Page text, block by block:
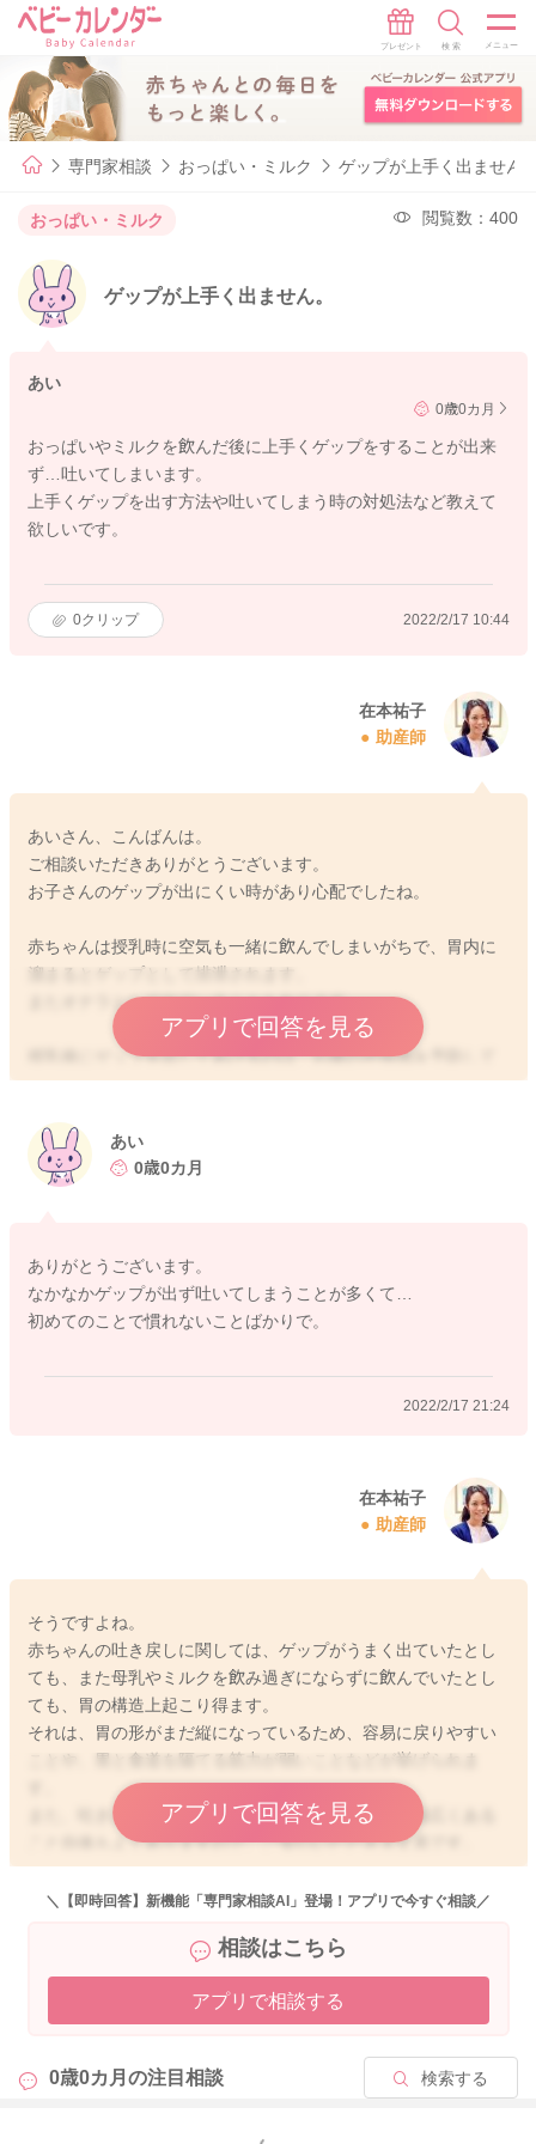
専門家相談 おっぱい・ミルク ゲップが上手く出ません
おっぱい・ミルク 閲覧数：400
ゲップが上手く出ません。
あい
0歳0カ月
おっぱいやミルクを飲んだ後に上手くゲップをすることが出来
ず…吐いてしまいます。
上手くゲップを出す方法や吐いてしまう時の対処法など教えて
欲しいです。
0クリップ 2022/2/17 10:44
在本祐子
助産師
あいさん、こんばんは。
ご相談いただきありがとうございます。
お子さんのゲップが出にくい時があり心配でしたね。
赤ちゃんは授乳時に空気も一緒に飲んでしまいがちで、胃内に
溜まるとゲップとして排泄されます。
またオナラとして出ていることもあります。
授乳後にゲップを出してあげるのは、お腹の不快感を予防して
あげたり、後々吐き戻しを防ぐ効果があると言われます。
を丸くするような姿勢で縦に抱っこして20分くらいご様子を見
てもらうとよいのではないかと思います。
また母乳では空気を哺乳瓶より飲みにくいと言われています。
哺乳瓶で授乳している期間はゲップをチャレンジしていきまし
具体的な方法はこちらをご覧になってみてくださいね。
https://baby-calendar.jp/smilenews/detail/6449
0Rx7CjSLazVhQd77gzNNAkJy1z&index=5
アプリで回答を見る
2022/2/17 19:38
あい
0歳0カ月
ありがとうございます。
なかなかゲップが出ず吐いてしまうことが多くて…
初めてのことで慣れないことばかりで。
2022/2/17 21:24
在本祐子
助産師
そうですよね。
赤ちゃんの吐き戻しに関しては、ゲップがうまく出ていたとし
ても、また母乳やミルクを飲み過ぎにならずに飲んでいたとし
ても、胃の構造上起こり得ます。
それは、胃の形がまだ縦になっているため、容易に戻りやすい
ことや、胃と食道を隔てる筋力が弱いことなどが挙げられま
また、吐き戻しが授乳直後〜数時間経過してからと幅広くある
こと自体もよくありますので、ご安心いただき大丈夫です。
現在の体重増加も、標準的な範囲内で経過していて、排尿回数
それであれば、吐いていたとしても、必要な栄養は摂取できて
おり、吐き戻しは生理的な範疇なのではないかと思います。
吐き戻しがあった後、少しご様子を見て、いつもと変わらなけ
れば授乳してみてOKです。
アプリで回答を見る
＼【即時回答】新機能「専門家相談AI」登場！アプリで今すぐ相談／
相談はこちら
アプリで相談する
0歳0カ月の注目相談 検索する